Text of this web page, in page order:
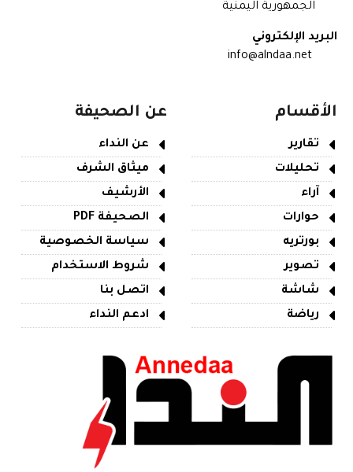
الجمهورية اليمنية
البريد الإلكتروني
info@alndaa.net
الأقسام
تقارير
تحليلات
آراء
حوارات
بورتريه
تصوير
شاشة
رياضة
عن الصحيفة
عن النداء
ميثاق الشرف
الأرشيف
الصحيفة PDF
سياسة الخصوصية
شروط الاستخدام
اتصل بنا
ادعم النداء